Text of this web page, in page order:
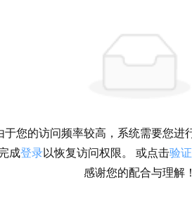
于您的访问频率较高，系统需要您进
成登录以恢复访问权限。 或点击验
感谢您的配合与理解！